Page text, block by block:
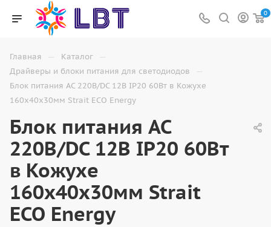
0
Главная — Каталог —
Драйверы и блоки питания для светодиодов —
Блок питания AC 220В/DC 12В IP20 60Вт в Кожухе
160x40x30мм Strait ECO Energy
Блок питания AC
220В/DC 12В IP20 60Вт
в Кожухе
160x40x30мм Strait
ECO Energy